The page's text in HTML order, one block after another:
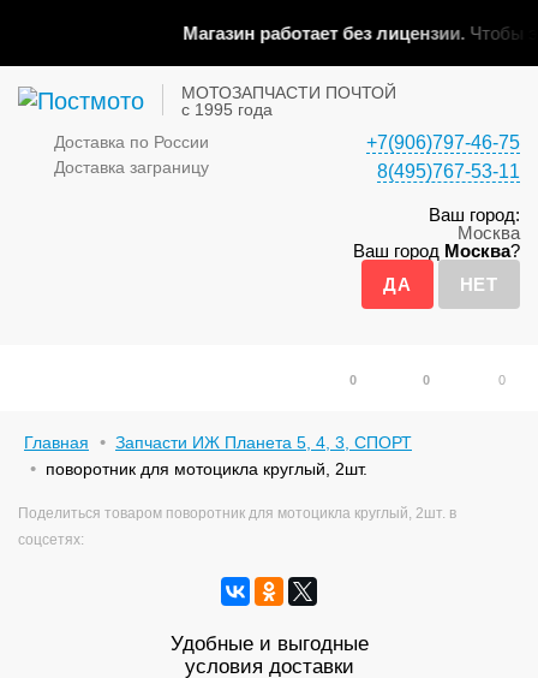
Магазин работает без лицензии.Чтобы
МОТОЗАПЧАСТИ ПОЧТОЙ
с 1995 года
Доставка по России
Доставка заграницу
+7(906)797-46-75
8(495)767-53-11
Ваш город:
Москва
Ваш город Москва?
0
0 0
Главная
Запчасти ИЖ Планета 5, 4, 3, СПОРТ
поворотник для мотоцикла круглый, 2шт.
Поделиться товаром поворотник для мотоцикла круглый, 2шт. в
соцсетях:
Удобные и выгодные
условия доставки